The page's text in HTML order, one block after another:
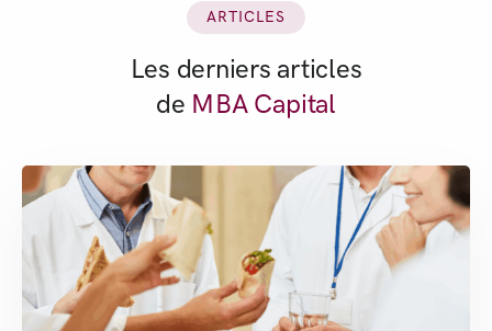
ARTICLES
Les derniers articles
de MBA Capital